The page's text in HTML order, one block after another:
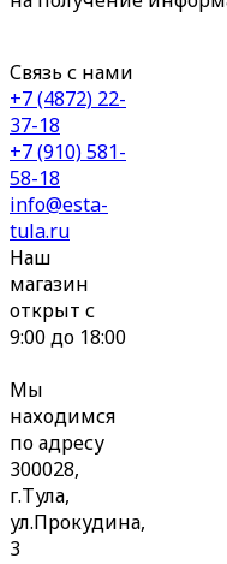
Связь с нами
+7 (4872) 22-
37-18
+7 (910) 581-
58-18
info@esta-
tula.ru
Наш
магазин
открыт с
9:00 до 18:00
Мы
находимся
по адресу
300028,
г.Тула,
ул.Прокудина,
3